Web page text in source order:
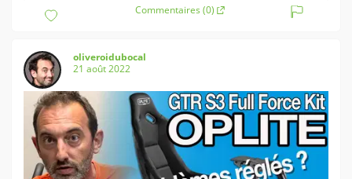
Commentaires (0)
oliveroidubocal
21 août 2022